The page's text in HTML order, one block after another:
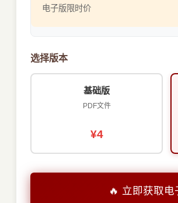
电子版限时价
选择版本
基础版
PDF文件
¥4
🔥 立即获取电